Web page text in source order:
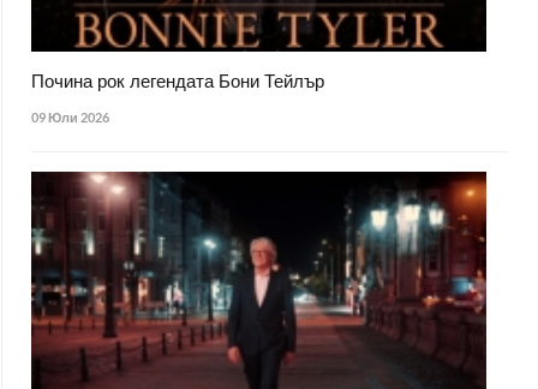
Почина рок легендата Бони Тейлър
09 Юли 2026